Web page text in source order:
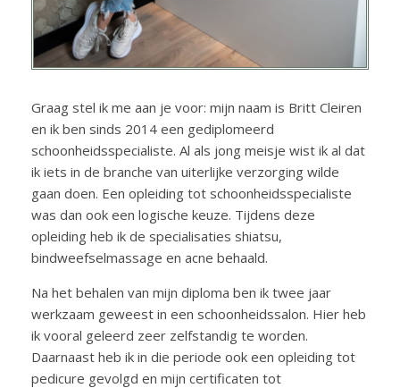
Graag stel ik me aan je voor: mijn naam is Britt Cleiren
en ik ben sinds 2014 een gediplomeerd
schoonheidsspecialiste. Al als jong meisje wist ik al dat
ik iets in de branche van uiterlijke verzorging wilde
gaan doen. Een opleiding tot schoonheidsspecialiste
was dan ook een logische keuze. Tijdens deze
opleiding heb ik de specialisaties shiatsu,
bindweefselmassage en acne behaald.
Na het behalen van mijn diploma ben ik twee jaar
werkzaam geweest in een schoonheidssalon. Hier heb
ik vooral geleerd zeer zelfstandig te worden.
Daarnaast heb ik in die periode ook een opleiding tot
pedicure gevolgd en mijn certificaten tot